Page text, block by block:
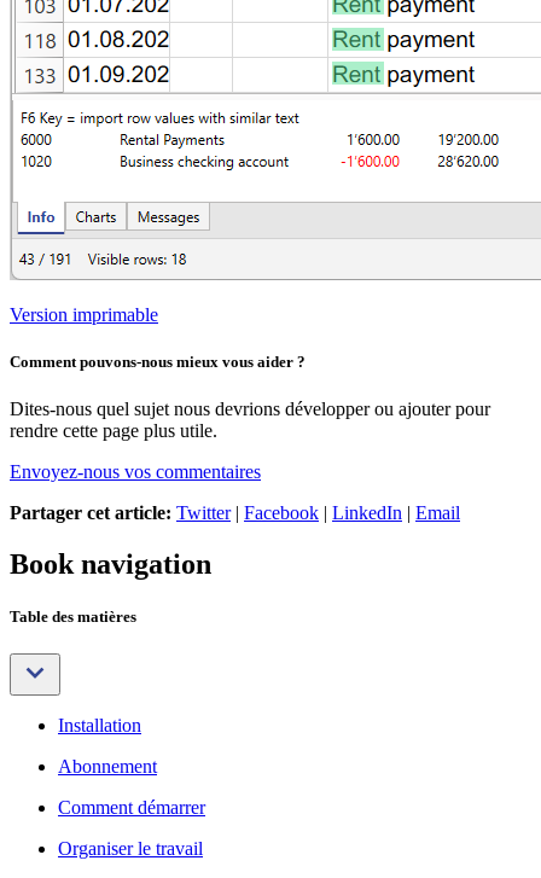
Version imprimable
Comment pouvons-nous mieux vous aider ?
Dites-nous quel sujet nous devrions développer ou ajouter pour
rendre cette page plus utile.
Envoyez-nous vos commentaires
Partager cet article: Twitter| Facebook | LinkedIn | Email
Book navigation
Table des matières
Installation
Abonnement
Comment démarrer
Organiser le travail